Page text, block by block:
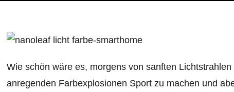
Wie schön wäre es, morgens von sanften
anregenden Farbexplosionen Sport zu machen und